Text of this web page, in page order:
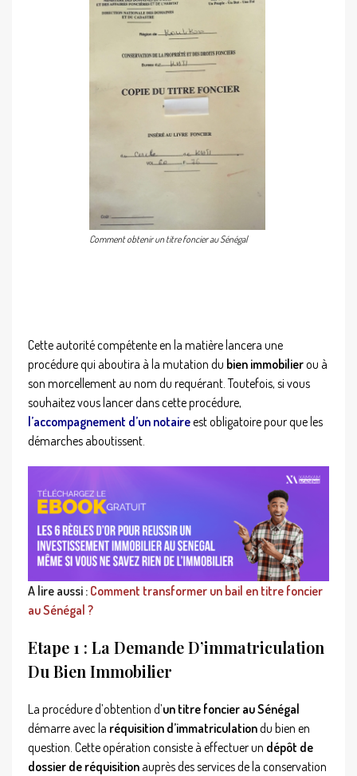
Comment obtenir un titre foncier au Sénégal
Cette autorité compétente en la matière lancera une
procédure qui aboutira à la mutation du bien immobilierou à
son morcellement au nom du requérant. Toutefois, si vous
souhaitez vous lancer dans cette procédure,
l’accompagnement d’un notaireest obligatoire pour que les
démarches aboutissent.
A lire aussi : Comment transformer un bail en titre foncier
au Sénégal ?
Etape 1 : La Demande D’immatriculation
Du Bien Immobilier
La procédure d’obtention d’un titre foncier au Sénégal
démarre avec la réquisition d’immatriculationdu bien en
question. Cette opération consiste à effectuer un dépôt de
dossier de réquisition auprès des services de la conservation